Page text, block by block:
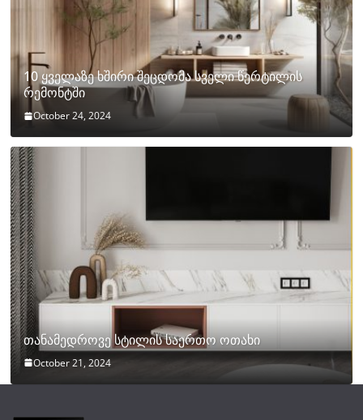
10 ყველაზე ხშირი შეცდომა სველი წერტილის
რემონტში
October 24, 2024
თანამედროვე სტილის საერთო ოთახი
October 21, 2024